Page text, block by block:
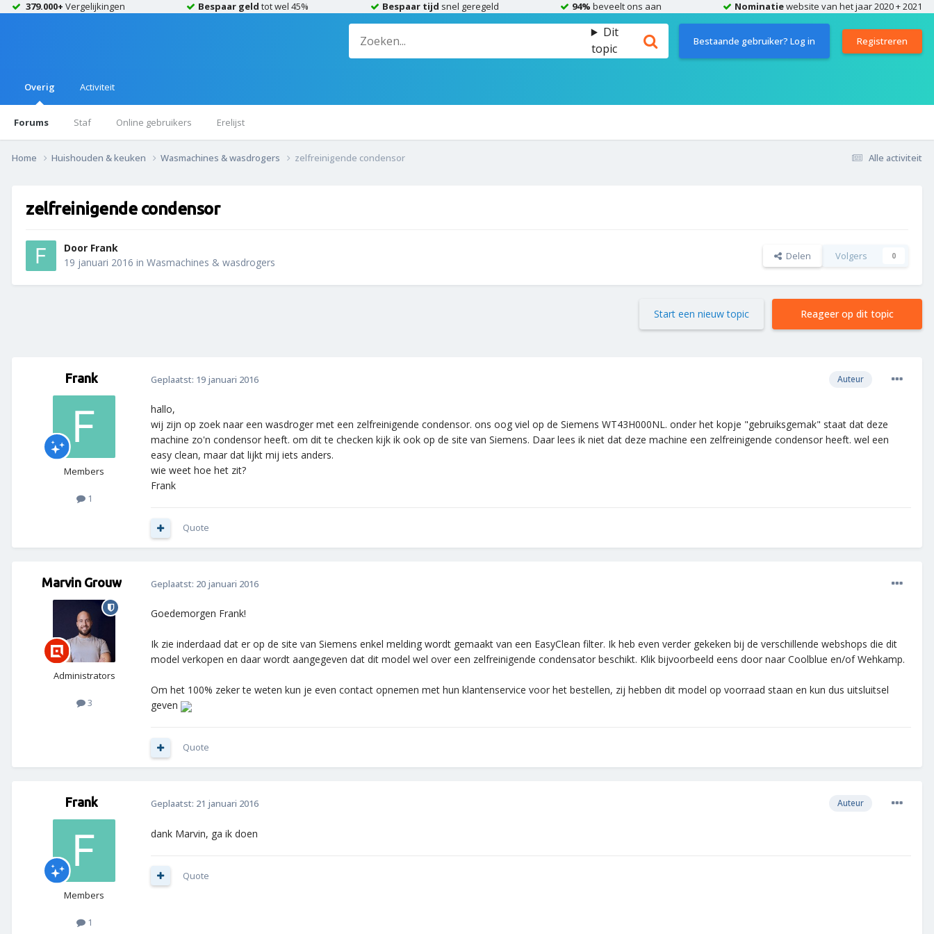
379.000+ Vergelijkingen Bespaar geld tot wel 45% Bespaar tijd snel geregeld 94% beveelt ons aan Nominatiewebsite van het jaar 2020 + 2021
Dit
topic
Bestaande gebruiker? Log in Registreren
Overig
Forums Staf Online gebruikers Erelijst
Activiteit
Alle activiteit
Home Huishouden & keuken Wasmachines & wasdrogers zelfreinigende condensor
zelfreinigende condensor
Door Frank
19 januari 2016 in Wasmachines & wasdrogers Delen Volgers 0
Reageer op dit topic
Start een nieuw topic
Frank
Members
1
Auteur
Geplaatst: 19 januari 2016
hallo,
wij zijn op zoek naar een wasdroger met een zelfreinigende condensor. ons oog viel op de Siemens WT43H000NL. onder het kopje "gebruiksgemak" staat dat deze
machine zo'n condensor heeft. om dit te checken kijk ik ook op de site van Siemens. Daar lees ik niet dat deze machine een zelfreinigende condensor heeft. wel een
easy clean, maar dat lijkt mij iets anders.
wie weet hoe het zit?
Frank
Quote
Marvin Grouw
Administrators
3
Geplaatst: 20 januari 2016
Goedemorgen Frank!
Ik zie inderdaad dat er op de site van Siemens enkel melding wordt gemaakt van een EasyClean filter. Ik heb even verder gekeken bij de verschillende webshops die dit
model verkopen en daar wordt aangegeven dat dit model wel over een zelfreinigende condensator beschikt. Klik bijvoorbeeld eens door naar Coolblue en/of Wehkamp.
Om het 100% zeker te weten kun je even contact opnemen met hun klantenservice voor het bestellen, zij hebben dit model op voorraad staan en kun dus uitsluitsel
geven
Quote
Frank
Members
1
Auteur
Geplaatst: 21 januari 2016
dank Marvin, ga ik doen
Quote